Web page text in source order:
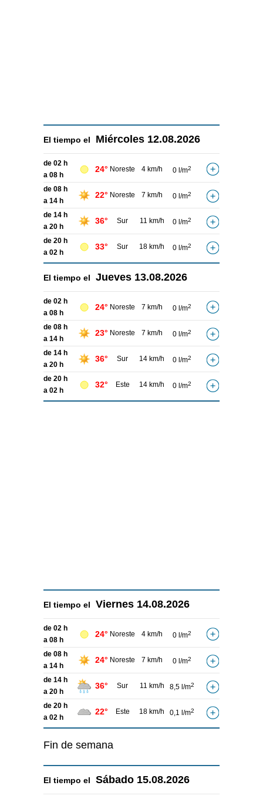
El tiempo el Miércoles 12.08.2026
de 02 h
a 08 h
24° Noreste 4 km/h 0 l/m2
de 08 h
a 14 h
22° Noreste 7 km/h 0 l/m2
de 14 h
a 20 h
36° Sur 11 km/h 0 l/m2
de 20 h
a 02 h
33° Sur 18 km/h 0 l/m2
El tiempo el Jueves 13.08.2026
de 02 h
a 08 h
24° Noreste 7 km/h 0 l/m2
de 08 h
a 14 h
23° Noreste 7 km/h 0 l/m2
de 14 h
a 20 h
36° Sur 14 km/h 0 l/m2
de 20 h
a 02 h
32° Este 14 km/h 0 l/m2
El tiempo el Viernes 14.08.2026
de 02 h
a 08 h
24° Noreste 4 km/h 0 l/m2
de 08 h
a 14 h
24° Noreste 7 km/h 0 l/m2
de 14 h
a 20 h
36° Sur 11 km/h 8,5 l/m2
de 20 h
a 02 h
22° Este 18 km/h 0,1 l/m2
Fin de semana
El tiempo el Sábado 15.08.2026